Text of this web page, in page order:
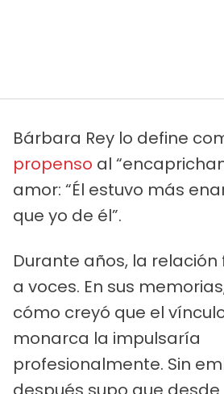
Bárbara Rey lo define
propenso al
amor: “Él estuvo más
que yo de él”.
Durante años, la relación
a voces. En sus
cómo creyó que el
monarca la impulsaría
profesionalmente. Sin